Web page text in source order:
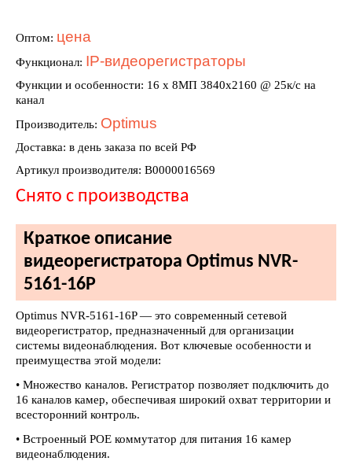
Оптом: цена
Функционал: IP-видеорегистраторы
Функции и особенности: 16 х 8МП 3840х2160 @ 25к/с на
канал
Производитель: Optimus
Доставка: в день заказа по всей РФ
Артикул производителя: В0000016569
Снято с производства
Краткое описание
видеорегистратора Optimus NVR-
5161-16P
Optimus NVR-5161-16P — это современный сетевой
видеорегистратор, предназначенный для организации
системы видеонаблюдения. Вот ключевые особенности и
преимущества этой модели:
• Множество каналов. Регистратор позволяет подключить до
16 каналов камер, обеспечивая широкий охват территории и
всесторонний контроль.
• Встроенный POE коммутатор для питания 16 камер
видеонаблюдения.